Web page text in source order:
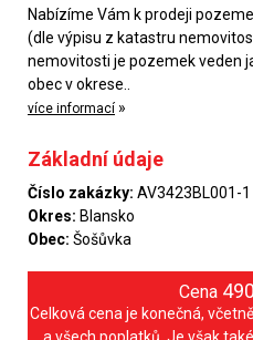
Nabízíme Vám k prodeji
(dle výpisu z katastru
nemovitosti je pozemek veden
obec v okrese..
více informací »
Základní údaje
Číslo zakázky: AV3423BL001-1
Okres: Blansko
Obec: Šošůvka
Cena
Celková cena je konečná,